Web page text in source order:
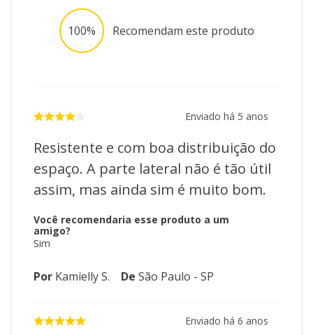
100% Recomendam este produto
Enviado há 5 anos
Resistente e com boa distribuição do
espaço. A parte lateral não é tão útil
assim, mas ainda sim é muito bom.
Você recomendaria esse produto a um
amigo?
Sim
Por Kamielly S. De São Paulo - SP
Enviado há 6 anos